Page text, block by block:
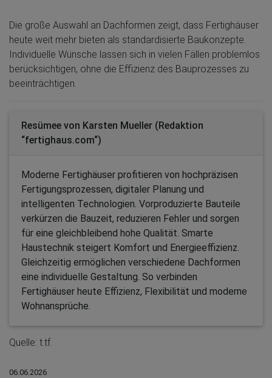
Die große Auswahl an Dachformen zeigt, dass Fertighäuser
heute weit mehr bieten als standardisierte Baukonzepte.
Individuelle Wünsche lassen sich in vielen Fällen problemlos
berücksichtigen, ohne die Effizienz des Bauprozesses zu
beeinträchtigen.
Resümee von Karsten Mueller (Redaktion
“fertighaus.com“)
Moderne Fertighäuser profitieren von hochpräzisen
Fertigungsprozessen, digitaler Planung und
intelligenten Technologien. Vorproduzierte Bauteile
verkürzen die Bauzeit, reduzieren Fehler und sorgen
für eine gleichbleibend hohe Qualität. Smarte
Haustechnik steigert Komfort und Energieeffizienz.
Gleichzeitig ermöglichen verschiedene Dachformen
eine individuelle Gestaltung. So verbinden
Fertighäuser heute Effizienz, Flexibilität und moderne
Wohnansprüche.
Quelle: t.tf.
06.06.2026